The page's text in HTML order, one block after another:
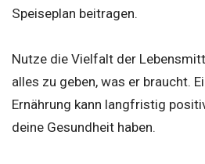
Speiseplan beitragen.
Nutze die Vielfalt der
alles zu geben, was er braucht.
Ernährung kann langfristig
deine Gesundheit haben.